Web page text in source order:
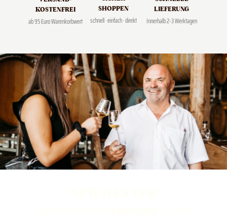
KOSTENFREI
ab 95 Euro Warenkorbwert
SHOPPEN
schnell · einfach · direkt
LIEFERUNG
Innerhalb 2-3 Werktagen